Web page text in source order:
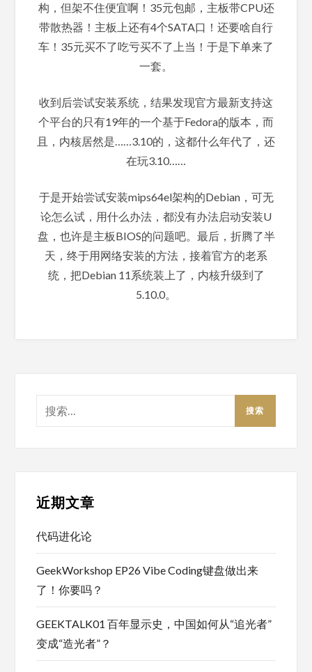
构，但架不住便宜啊！35元包邮，主板带CPU还
带散热器！主板上还有4个SATA口！还要啥自行
车！35元买不了吃亏买不了上当！于是下单来了
一套。
收到后尝试安装系统，结果发现官方最新支持这
个平台的只有19年的一个基于Fedora的版本，而
且，内核居然是……3.10的，这都什么年代了，还
在玩3.10……
于是开始尝试安装mips64el架构的Debian，可无
论怎么试，用什么办法，都没有办法启动安装U
盘，也许是主板BIOS的问题吧。最后，折腾了半
天，终于用网络安装的方法，接着官方的老系
统，把Debian 11系统装上了，内核升级到了
5.10.0。
搜
索：
近期文章
代码进化论
GeekWorkshop EP26 Vibe Coding键盘做出来
了！你要吗？
GEEKTALK01 百年显示史，中国如何从“追光者”
变成“造光者”？